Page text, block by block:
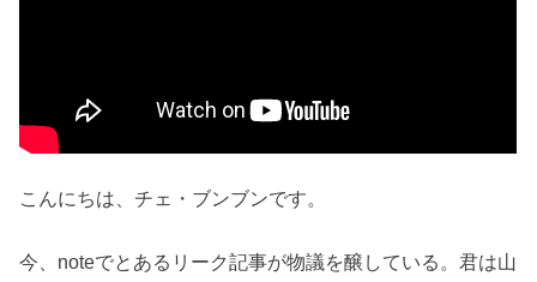
こんにちは、チェ・ブンブンです。
今、noteでとあるリーク記事が物議を醸している。君は山